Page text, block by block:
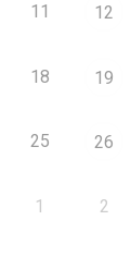
11 12
18 19
25 26
1 2